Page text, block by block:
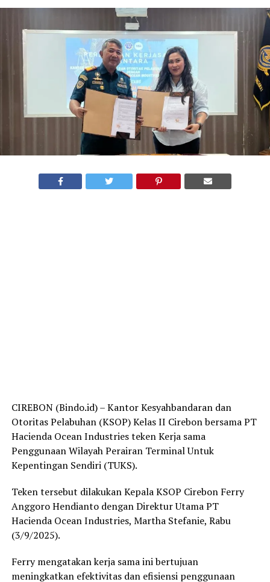
CIREBON (Bindo.id) – Kantor Kesyahbandaran dan
Otoritas Pelabuhan (KSOP) Kelas II Cirebon bersama PT
Hacienda Ocean Industries teken Kerja sama
Penggunaan Wilayah Perairan Terminal Untuk
Kepentingan Sendiri (TUKS).
Teken tersebut dilakukan Kepala KSOP Cirebon Ferry
Anggoro Hendianto dengan Direktur Utama PT
Hacienda Ocean Industries, Martha Stefanie, Rabu
(3/9/2025).
Ferry mengatakan kerja sama ini bertujuan
meningkatkan efektivitas dan efisiensi penggunaan